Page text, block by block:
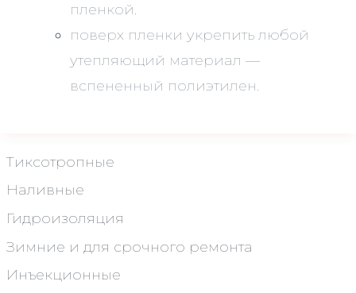
пленкой.
поверх пленки укрепить любой
утепляющий материал —
вспененный полиэтилен.
Тиксотропные
Наливные
Гидроизоляция
Зимние и для срочного ремонта
Инъекционные